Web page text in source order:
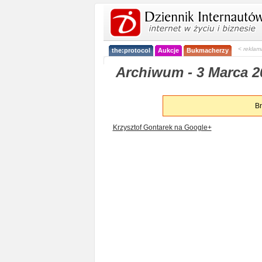
the:protocol Aukcje Bukmacherzy <
Archiwum - 3 Marca
Krzysztof Gontarek na Google+